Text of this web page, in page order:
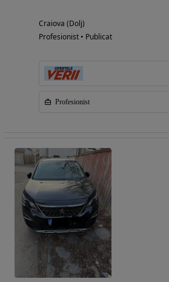
Craiova (Dolj)
Profesionist • Publicat
Profesionist